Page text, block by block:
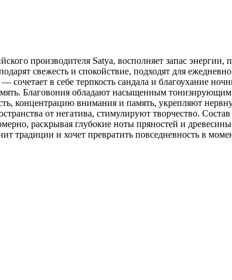
производителя Satya, восполняет запас
свежесть и спокойствие, подходят для
в себе терпкость сандала и благоухание
Благовония обладают насыщенным
концентрацию внимания и память, укрепляют
от негатива, стимулируют творчество.
раскрывая глубокие ноты пряностей и
традиции и хочет превратить повседневность в